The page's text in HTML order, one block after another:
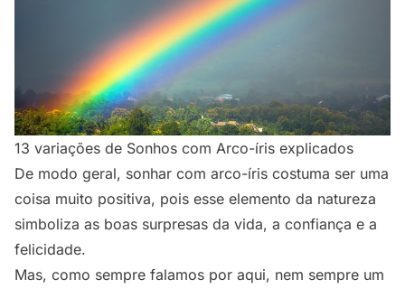
13 variações de Sonhos com Arco-íris explicados
De modo geral, sonhar com arco-íris costuma ser uma
coisa muito positiva, pois esse elemento da natureza
simboliza as boas surpresas da vida, a confiança e a
felicidade.
Mas, como sempre falamos por aqui, nem sempre um